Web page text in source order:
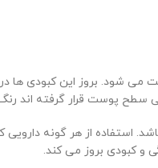
بروز این کبودی ها در
سطح پوست قرار گرفته اند
استفاده از هر گونه
و کبودی بروز می کند.